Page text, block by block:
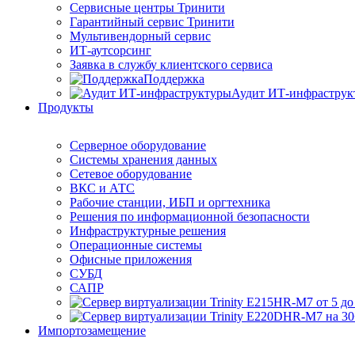
Сервисные центры Тринити
Гарантийный сервис Тринити
Мультивендорный сервис
ИТ-аутсорсинг
Заявка в службу клиентского сервиса
Поддержка
Аудит ИТ-
Продукты
Серверное оборудование
Системы хранения данных
Сетевое оборудование
ВКС и АТС
Рабочие станции, ИБП и оргтехника
Решения по информационной безопасности
Инфраструктурные решения
Операционные системы
Офисные приложения
СУБД
САПР
Импортозамещение